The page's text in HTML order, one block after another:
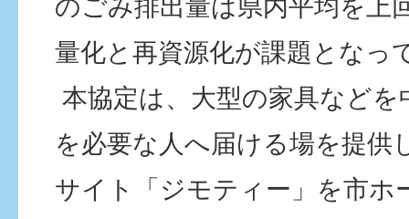
のごみ排出量は県内平均を上
量化と再資源化が課題となっ
本協定は、大型の家具など
を必要な人へ届ける場を提供
サイト「ジモティー」を市ホ